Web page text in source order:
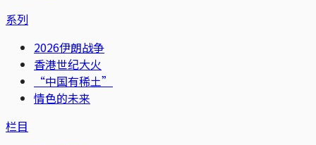
系列
2026伊朗战争
香港世纪大火
“中国有稀土”
情色的未来
栏目